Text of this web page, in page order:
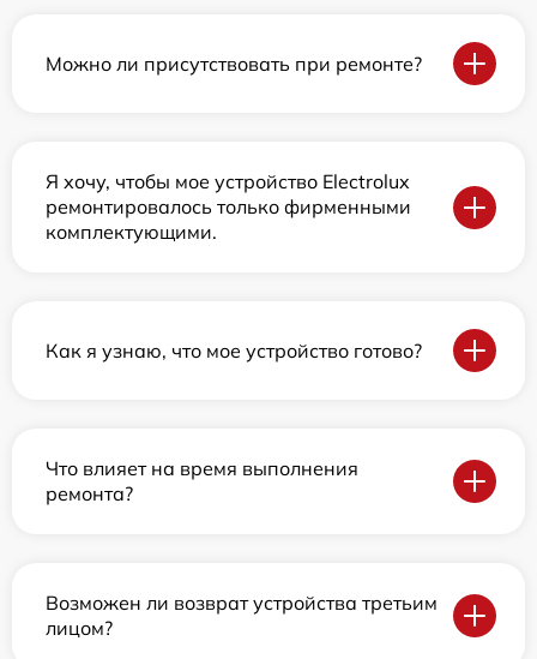
Можно ли присутствовать при ремонте?
Я хочу, чтобы мое устройство Electrolux
ремонтировалось только фирменными
комплектующими.
Как я узнаю, что мое устройство готово?
Что влияет на время выполнения
ремонта?
Возможен ли возврат устройства третьим
лицом?